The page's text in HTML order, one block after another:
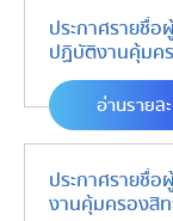
ประกาศรายชื่
ปฏิบัติงานคุ้มค
อ่านรายล
ประกาศรายชื่
งานคุ้มครองสิ